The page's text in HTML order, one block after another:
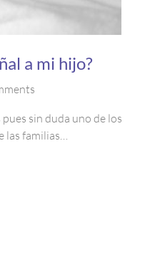
a mi hijo?
sin duda uno de los
las familias…